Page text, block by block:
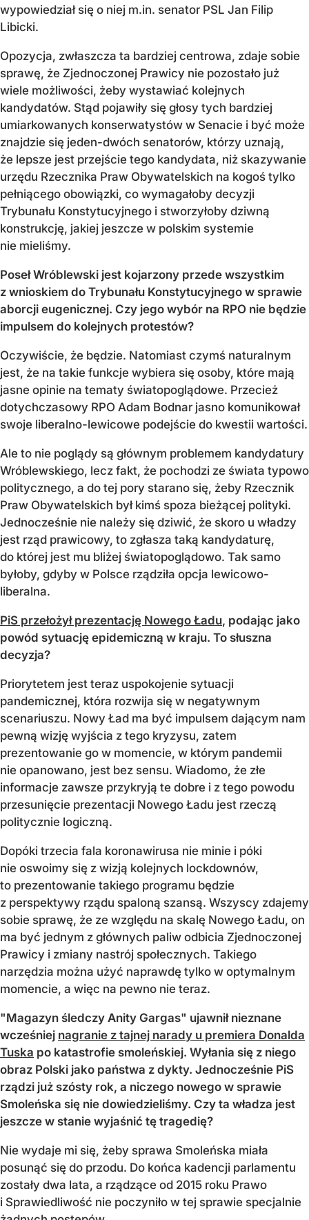
wypowiedział się o niej m.in. senator PSL Jan Filip
Libicki.
Opozycja, zwłaszcza ta bardziej centrowa, zdaje sobie
sprawę, że Zjednoczonej Prawicy nie pozostało już
wiele możliwości, żeby wystawiać kolejnych
kandydatów. Stąd pojawiły się głosy tych bardziej
umiarkowanych konserwatystów w Senacie i być może
znajdzie się jeden-dwóch senatorów, którzy uznają,
że lepsze jest przejście tego kandydata, niż skazywanie
urzędu Rzecznika Praw Obywatelskich na kogoś tylko
pełniącego obowiązki, co wymagałoby decyzji
Trybunału Konstytucyjnego i stworzyłoby dziwną
konstrukcję, jakiej jeszcze w polskim systemie
nie mieliśmy.
Poseł Wróblewski jest kojarzony przede wszystkim
z wnioskiem do Trybunału Konstytucyjnego w sprawie
aborcji eugenicznej. Czy jego wybór na RPO nie będzie
impulsem do kolejnych protestów?
Oczywiście, że będzie. Natomiast czymś naturalnym
jest, że na takie funkcje wybiera się osoby, które mają
jasne opinie na tematy światopoglądowe. Przecież
dotychczasowy RPO Adam Bodnar jasno komunikował
swoje liberalno-lewicowe podejście do kwestii wartości.
Ale to nie poglądy są głównym problemem kandydatury
Wróblewskiego, lecz fakt, że pochodzi ze świata typowo
politycznego, a do tej pory starano się, żeby Rzecznik
Praw Obywatelskich był kimś spoza bieżącej polityki.
Jednocześnie nie należy się dziwić, że skoro u władzy
jest rząd prawicowy, to zgłasza taką kandydaturę,
do której jest mu bliżej światopoglądowo. Tak samo
byłoby, gdyby w Polsce rządziła opcja lewicowo-
liberalna.
PiS przełożył prezentację Nowego Ładu, podając jako
powód sytuację epidemiczną w kraju. To słuszna
decyzja?
Priorytetem jest teraz uspokojenie sytuacji
pandemicznej, która rozwija się w negatywnym
scenariuszu. Nowy Ład ma być impulsem dającym nam
pewną wizję wyjścia z tego kryzysu, zatem
prezentowanie go w momencie, w którym pandemii
nie opanowano, jest bez sensu. Wiadomo, że złe
informacje zawsze przykryją te dobre i z tego powodu
przesunięcie prezentacji Nowego Ładu jest rzeczą
politycznie logiczną.
Dopóki trzecia fala koronawirusa nie minie i póki
nie oswoimy się z wizją kolejnych lockdownów,
to prezentowanie takiego programu będzie
z perspektywy rządu spaloną szansą. Wszyscy zdajemy
sobie sprawę, że ze względu na skalę Nowego Ładu, on
ma być jednym z głównych paliw odbicia Zjednoczonej
Prawicy i zmiany nastrój społecznych. Takiego
narzędzia można użyć naprawdę tylko w optymalnym
momencie, a więc na pewno nie teraz.
"Magazyn śledczy Anity Gargas" ujawnił nieznane
wcześniej nagranie z tajnej narady u premiera Donalda
Tuska po katastrofie smoleńskiej. Wyłania się z niego
obraz Polski jako państwa z dykty. Jednocześnie PiS
rządzi już szósty rok, a niczego nowego w sprawie
Smoleńska się nie dowiedzieliśmy. Czy ta władza jest
jeszcze w stanie wyjaśnić tę tragedię?
Nie wydaje mi się, żeby sprawa Smoleńska miała
posunąć się do przodu. Do końca kadencji parlamentu
zostały dwa lata, a rządzące od 2015 roku Prawo
i Sprawiedliwość nie poczyniło w tej sprawie specjalnie